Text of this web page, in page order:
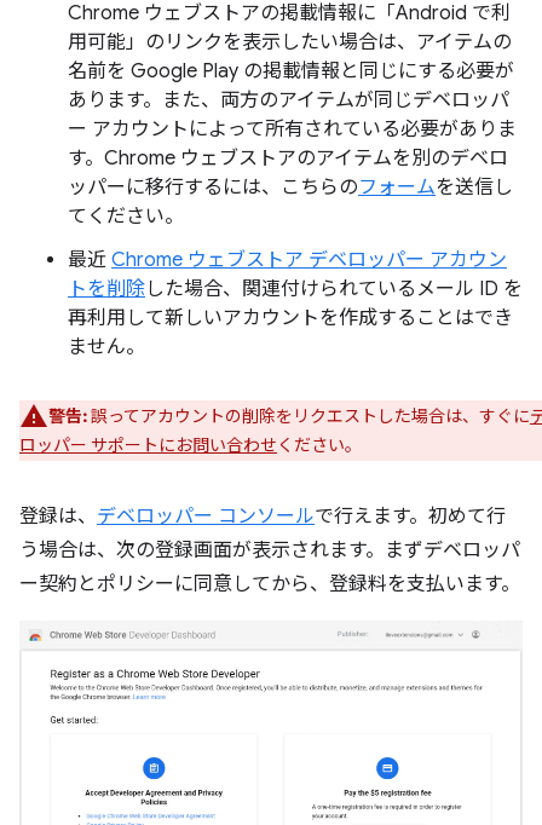
Chrome ウェブストアの掲載情報に「Android で利
用可能」のリンクを表示したい場合は、アイテムの
名前を Google Play の掲載情報と同じにする必要が
あります。また、両方のアイテムが同じデベロッパ
ー アカウントによって所有されている必要がありま
す。Chrome ウェブストアのアイテムを別のデベロ
ッパーに移行するには、こちらのフォームを送信し
てください。
最近 Chrome ウェブストア デベロッパー アカウン
トを削除した場合、関連付けられているメール ID を
再利用して新しいアカウントを作成することはでき
ません。
警告:誤ってアカウントの削除をリクエストした場合は、すぐに
ロッパー サポートにお問い合わせ ください。
登録は、 デベロッパー コンソールで行えます。初めて行
う場合は、次の登録画面が表示されます。まずデベロッパ
ー契約とポリシーに同意してから、登録料を支払います。